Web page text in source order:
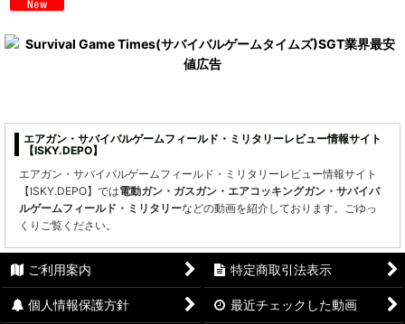
エアガン・サバイバルゲームフィールド・ミリタリーレビュー情報サイト
【ISKY.DEPO】
エアガン・サバイバルゲームフィールド・ミリタリーレビュー情報サイト
【ISKY.DEPO】では電動ガン・ガスガン・エアコッキングガン・サバイバ
ルゲームフィールド・ミリタリーなどの動画を紹介しております。ごゆっ
くりご覧ください。
ご利用案内 特定商取引法表示
個人情報保護方針 最近チェックした動画